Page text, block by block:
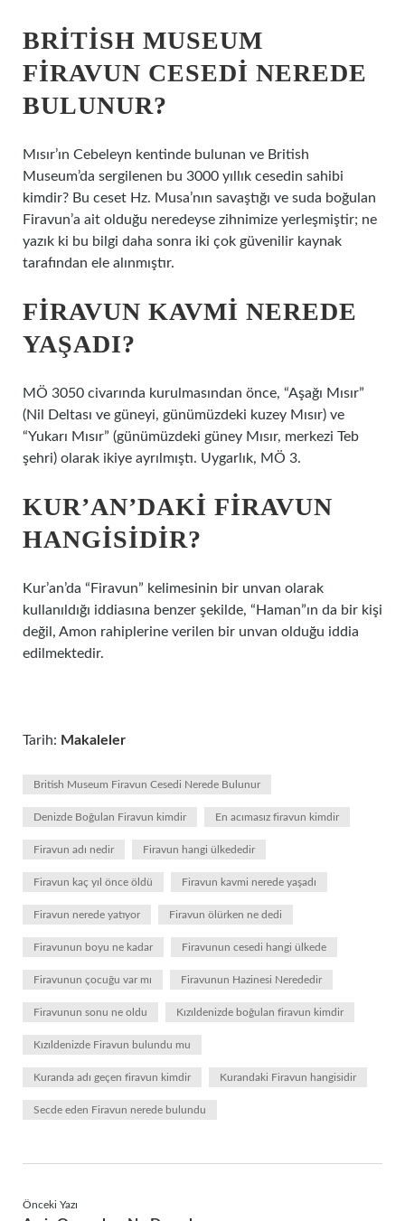
BRITISH MUSEUM
FIRAVUN CESEDI NEREDE
BULUNUR?
Mısır’ın Cebeleyn kentinde bulunan ve British
Museum’da sergilenen bu 3000 yıllık cesedin sahibi
kimdir? Bu ceset Hz. Musa’nın savaştığı ve suda boğulan
Firavun’a ait olduğu neredeyse zihnimize yerleşmiştir; ne
yazık ki bu bilgi daha sonra iki çok güvenilir kaynak
tarafından ele alınmıştır.
FIRAVUN KAVMI NEREDE
YAŞADI?
MÖ 3050 civarında kurulmasından önce, “Aşağı Mısır”
(Nil Deltası ve güneyi, günümüzdeki kuzey Mısır) ve
“Yukarı Mısır” (günümüzdeki güney Mısır, merkezi Teb
şehri) olarak ikiye ayrılmıştı. Uygarlık, MÖ 3.
KUR’AN’DAKI FIRAVUN
HANGISIDIR?
Kur’an’da “Firavun” kelimesinin bir unvan olarak
kullanıldığı iddiasına benzer şekilde, “Haman”ın da bir kişi
değil, Amon rahiplerine verilen bir unvan olduğu iddia
edilmektedir.
Tarih: Makaleler
British Museum Firavun Cesedi Nerede Bulunur
Denizde Boğulan Firavun kimdir En acımasız firavun kimdir
Firavun adı nedir Firavun hangi ülkededir
Firavun kaç yıl önce öldü Firavun kavmi nerede yaşadı
Firavun nerede yatıyor Firavun ölürken ne dedi
Firavunun boyu ne kadar Firavunun cesedi hangi ülkede
Firavunun çocuğu var mı Firavunun Hazinesi Nerededir
Firavunun sonu ne oldu Kızıldenizde boğulan firavun kimdir
Kızıldenizde Firavun bulundu mu
Kuranda adı geçen firavun kimdir Kurandaki Firavun hangisidir
Secde eden Firavun nerede bulundu
Önceki Yazı